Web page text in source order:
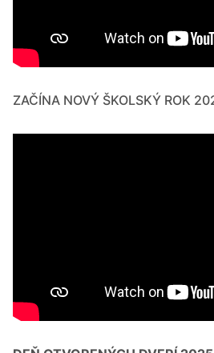
ZAČÍNA NOVÝ ŠKOLSKÝ ROK